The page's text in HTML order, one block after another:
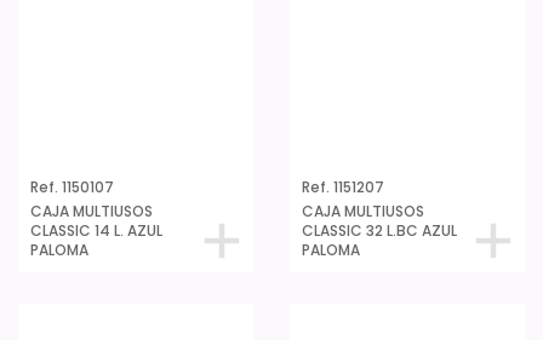
Ref. 1150107
CAJA MULTIUSOS
CLASSIC 14 L. AZUL
PALOMA
Ref. 1151207
CAJA MULTIUSOS
CLASSIC 32 L.BC AZUL
PALOMA